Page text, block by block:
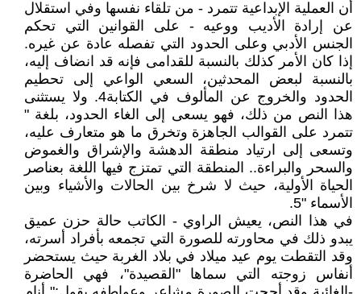
أن العملية الإبداعية تتمرد - من تلقاء نفسها وفي استقلال
عن إرادة الأديب ووعيه - على القوانين التي تحكم
الجنس الأدبي وعلى الحدود التي تفصله عادة عن غيره.
إذا كان الأمر كذلك بالنسبة للقدامى فإنه قد انضاف إليه،
بالنسبة لبعض المحدثين، السعي الواعي إلى تحطيم
الحدود والخروج عن المألوف في الكتابة4. ولا يستثنى
هذا النص من ذلك، فهو يسعى إلى الغاء الحدود، بلغة "
تتمرد على القوالب الجاهزة وتخرق ما هو متعارف عليه،
وتسعى إلى ارتياد منطقة الدهشة والإشراق والغموض
والسحر والبراءة.. المنطقة التي تمتزج فيها اللغة بعناصر
الحياة الأولية، حيث لا شرخ بين الحالات والأشياء وبين
الأسماء "5.
في هذا النص، يعيش الراوي - الكاتب حالة حزن عميق
يبدو ذلك في محاورته للصورة التي تجمعه بأفراد أسرته،
وقد التقطت يوم عيد ميلاد في بلاد الغربة حيث يستحضر
أنفاس زوجته التي سماها "القصيدة"، فهي الحاضرة